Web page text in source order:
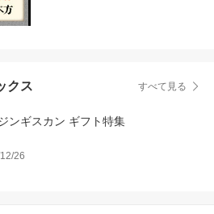
クス すべて見る
ンギスカン ギフト特集
26